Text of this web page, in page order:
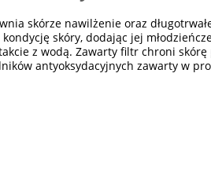
skórze nawilżenie oraz
skóry, dodając jej
z wodą. Zawarty filtr chroni
antyoksydacyjnych zawarty w